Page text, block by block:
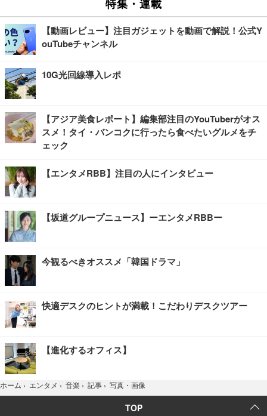
特集・連載
【動画レビュー】注目ガジェットを動画で解説！公式Y
ouTubeチャンネル
10G光回線導入レポ
【アジア美食レポート】編集部注目のYouTuberがオス
スメ！タイ・バンコクに行ったら食べたいグルメをチ
ェック
【エンタメRBB】注目の人にインタビュー
【坂道グループニュース】ーエンタメRBBー
今観るべきオススメ「韓国ドラマ」
快適デスクのヒントが満載！こだわりデスクツアー
【進化するオフィス】
ホーム › エンタメ › 音楽 › 記事 › 写真・画像
TOP